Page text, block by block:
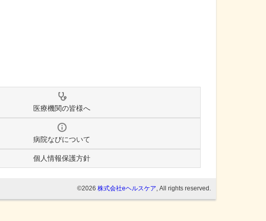
医療機関の皆様へ
病院なびについて
個人情報保護方針
©2026 株式会社eヘルスケア, All rights reserved.